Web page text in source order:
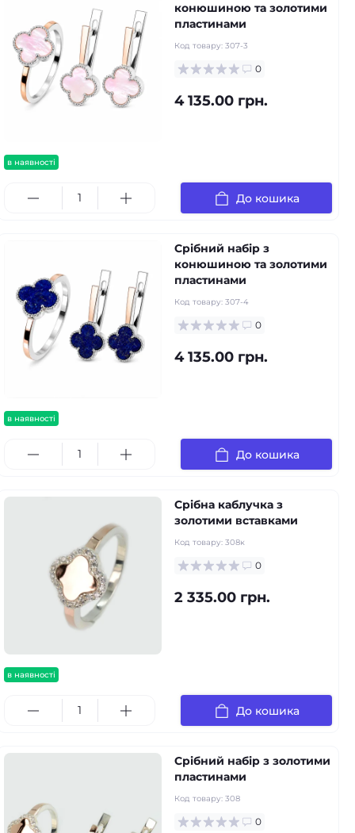
в наявності
конюшиною та золотими
пластинами
Код товару: 307-3
0
4 135.00 грн.
До кошика
в наявності
Срібний набір з
конюшиною та золотими
пластинами
Код товару: 307-4
0
4 135.00 грн.
До кошика
в наявності
Срібна каблучка з
золотими вставками
Код товару: 308к
0
2 335.00 грн.
До кошика
Срібний набір з золотими
пластинами
Код товару: 308
0